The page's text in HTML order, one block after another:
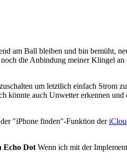
am Ball bleiben und bin bemüht,
die Anbindung meiner Klingel an
um letztlich einfach Strom
könnte auch Unwetter erkennen und
"iPhone finden"-Funktion der
Echo Dot Wenn ich mit der